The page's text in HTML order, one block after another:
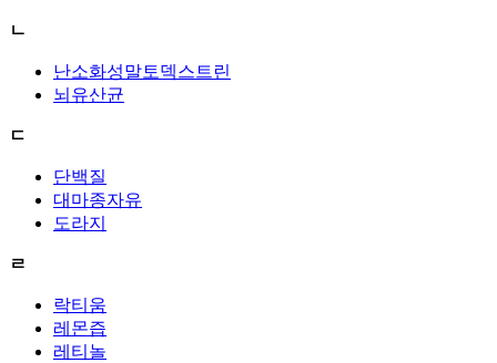
ㄴ
난소화성말토덱스트린
뇌유산균
ㄷ
단백질
대마종자유
도라지
ㄹ
락티움
레몬즙
레티놀